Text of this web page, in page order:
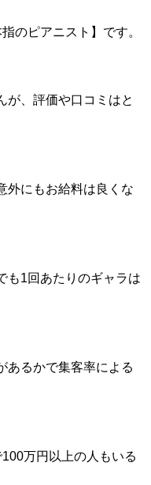
のピアニスト】です。
が、評価や口コミはと
外にもお給料は良くな
も1回あたりのギャラは
あるかで集客率による
万円以上の人もいる